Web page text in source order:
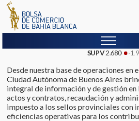
SUPV2.680 -1.92
Desde nuestra base de operaciones en
Ciudad Autónoma de Buenos Aires
integral de información y de gestión
actos y contratos, recaudación y
impuesto a los sellos provinciales con
eficiencias operativas para los